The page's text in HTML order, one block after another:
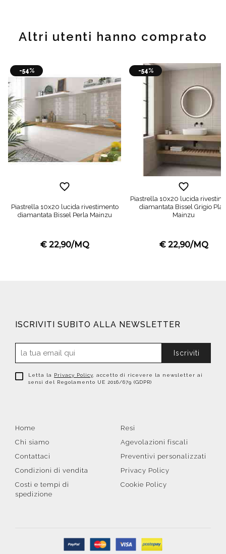
Altri utenti hanno comprato
-54%
Piastrella 10x20 lucida rivestimento
diamantata Bissel Perla Mainzu
€ 22,90/MQ
-54%
Piastrella 10x20 lucida
diamantata Bissel Grigio
Mainzu
€ 22,90/MQ
ISCRIVITI SUBITO ALLA NEWSLETTER
Iscriviti
Letta la Privacy Policy , accetto di ricevere la newsletter ai
sensi del Regolamento UE 2016/679 (GDPR)
Home
Chi siamo
Contattaci
Condizioni di vendita
Costi e tempi di
spedizione
Resi
Agevolazioni fiscali
Preventivi personalizzati
Privacy Policy
Cookie Policy